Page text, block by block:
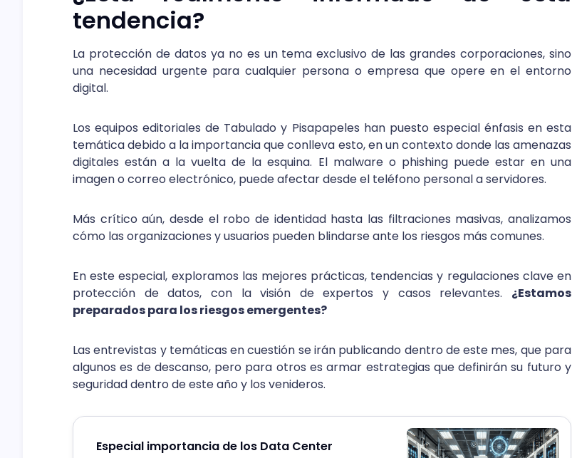
tendencia?
La protección de datos ya no es un tema exclusivo de las grandes corporaciones, sino
una necesidad urgente para cualquier persona o empresa que opere en el entorno
digital.
Los equipos editoriales de Tabulado y Pisapapeles han puesto especial énfasis en esta
temática debido a la importancia que conlleva esto, en un contexto donde las amenazas
digitales están a la vuelta de la esquina. El malware o phishing puede estar en una
imagen o correo electrónico, puede afectar desde el teléfono personal a servidores.
Más crítico aún, desde el robo de identidad hasta las filtraciones masivas, analizamos
cómo las organizaciones y usuarios pueden blindarse ante los riesgos más comunes.
En este especial, exploramos las mejores prácticas, tendencias y regulaciones clave en
protección de datos, con la visión de expertos y casos relevantes. ¿Estamos
preparados para los riesgos emergentes?
Las entrevistas y temáticas en cuestión se irán publicando dentro de este mes, que para
algunos es de descanso, pero para otros es armar estrategias que definirán su futuro y
seguridad dentro de este año y los venideros.
Especial importancia de los Data Center